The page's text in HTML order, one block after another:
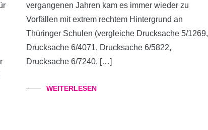
vergangenen Jahren kam es immer wieder zu
Vorfällen mit extrem rechtem Hintergrund an
Thüringer Schulen (vergleiche Drucksache 5/1269,
Drucksache 6/4071, Drucksache 6/5822,
Drucksache 6/7240, […]
WEITERLESEN